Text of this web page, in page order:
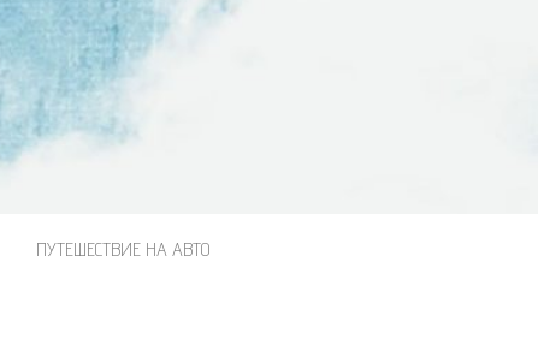
ПУТЕШЕСТВИЕ НА АВТО